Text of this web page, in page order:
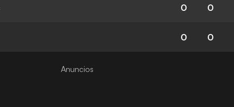
0 0
0 0